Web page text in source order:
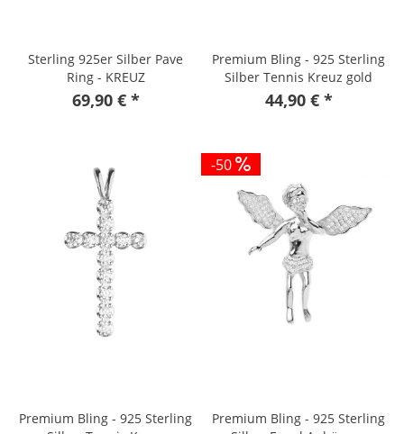
Sterling 925er Silber Pave
Ring - KREUZ
69,90 € *
Premium Bling - 925 Sterling
Silber Tennis Kreuz gold
44,90 € *
Premium Bling - 925 Sterling
-50
Premium Bling - 925 Sterling